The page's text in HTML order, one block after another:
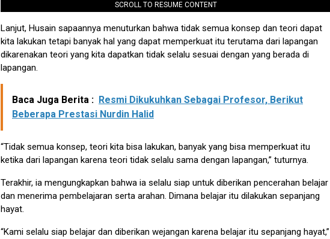
SCROLL TO RESUME CONTENT
Lanjut, Husain sapaannya menuturkan bahwa tidak semua konsep dan teori dapat
kita lakukan tetapi banyak hal yang dapat memperkuat itu terutama dari lapangan
dikarenakan teori yang kita dapatkan tidak selalu sesuai dengan yang berada di
lapangan.
Baca Juga Berita : Resmi Dikukuhkan Sebagai Profesor, Berikut
Beberapa Prestasi Nurdin Halid
“Tidak semua konsep, teori kita bisa lakukan, banyak yang bisa memperkuat itu
ketika dari lapangan karena teori tidak selalu sama dengan lapangan,” tuturnya.
Terakhir, ia mengungkapkan bahwa ia selalu siap untuk diberikan pencerahan belajar
dan menerima pembelajaran serta arahan. Dimana belajar itu dilakukan sepanjang
hayat.
“Kami selalu siap belajar dan diberikan wejangan karena belajar itu sepanjang hayat,”